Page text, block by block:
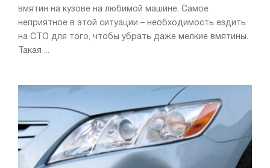
вмятин на кузове на любимой машине. Самое
неприятное в этой ситуации – необходимость ездить
на СТО для того, чтобы убрать даже мелкие вмятины.
Такая ...